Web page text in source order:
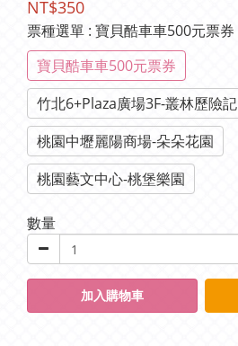
NT$350
票種選單 : 寶貝酷車車500元票券
寶貝酷車車500元票券
竹北6+Plaza廣場3F-叢林歷險記
桃園中壢麗陽商場-朵朵花園
桃園藝文中心-桃堡樂園
數量
加入購物車